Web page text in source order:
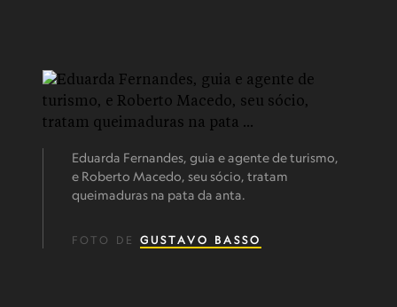
Eduarda Fernandes, guia e agente de turismo,
e Roberto Macedo, seu sócio, tratam
queimaduras na pata da anta.
FOTO DE GUSTAVO BASSO